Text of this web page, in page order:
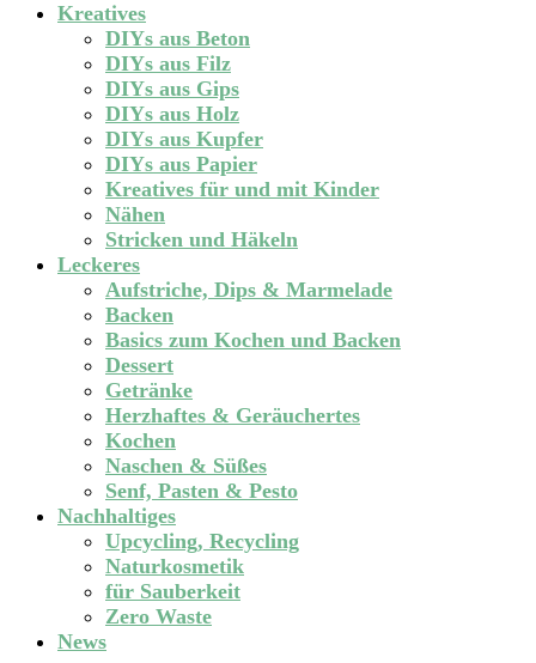
Kreatives
DIYs aus Beton
DIYs aus Filz
DIYs aus Gips
DIYs aus Holz
DIYs aus Kupfer
DIYs aus Papier
Kreatives für und mit Kinder
Nähen
Stricken und Häkeln
Leckeres
Aufstriche, Dips & Marmelade
Backen
Basics zum Kochen und Backen
Dessert
Getränke
Herzhaftes & Geräuchertes
Kochen
Naschen & Süßes
Senf, Pasten & Pesto
Nachhaltiges
Upcycling, Recycling
Naturkosmetik
für Sauberkeit
Zero Waste
News